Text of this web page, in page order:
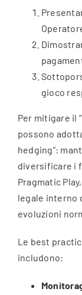
gioco
Per mitigare il
possono
hedging”:
diversificare i
Pragmatic
legale interno
evoluzioni
Le best
includono: